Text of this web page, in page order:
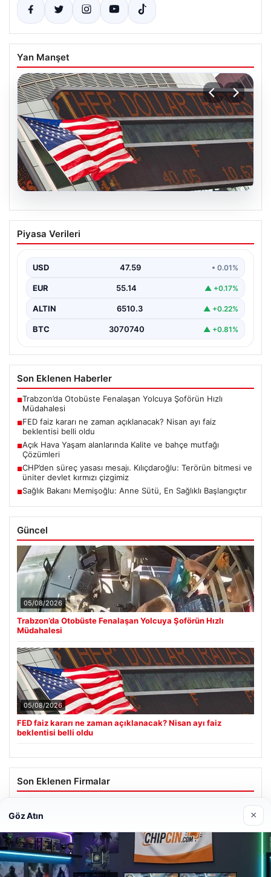
Yan Manşet
05.08.2026
FED faiz kararı ne zaman açıklanacak?
Nisan ayı faiz beklentisi belli oldu
Piyasa Verileri
USD 47.59 • 0.01%
EUR 55.14 ▲ +0.17%
ALTIN 6510.3 ▲ +0.22%
BTC 3070740 ▲ +0.81%
Son Eklenen Haberler
■Trabzon’da Otobüste Fenalaşan Yolcuya Şoförün Hızlı
Müdahalesi
■FED faiz kararı ne zaman açıklanacak? Nisan ayı faiz
beklentisi belli oldu
■Açık Hava Yaşam alanlarında Kalite ve bahçe mutfağı
Çözümleri
■CHP’den süreç yasası mesajı. Kılıçdaroğlu: Terörün bitmesi ve
üniter devlet kırmızı çizgimiz
■Sağlık Bakanı Memişoğlu: Anne Sütü, En Sağlıklı Başlangıçtır
Güncel
05/08/2026
Trabzon’da Otobüste Fenalaşan Yolcuya Şoförün Hızlı
Müdahalesi
05/08/2026
FED faiz kararı ne zaman açıklanacak? Nisan ayı faiz
beklentisi belli oldu
Son Eklenen Firmalar
Hastaş Beton
Göz Atın ×